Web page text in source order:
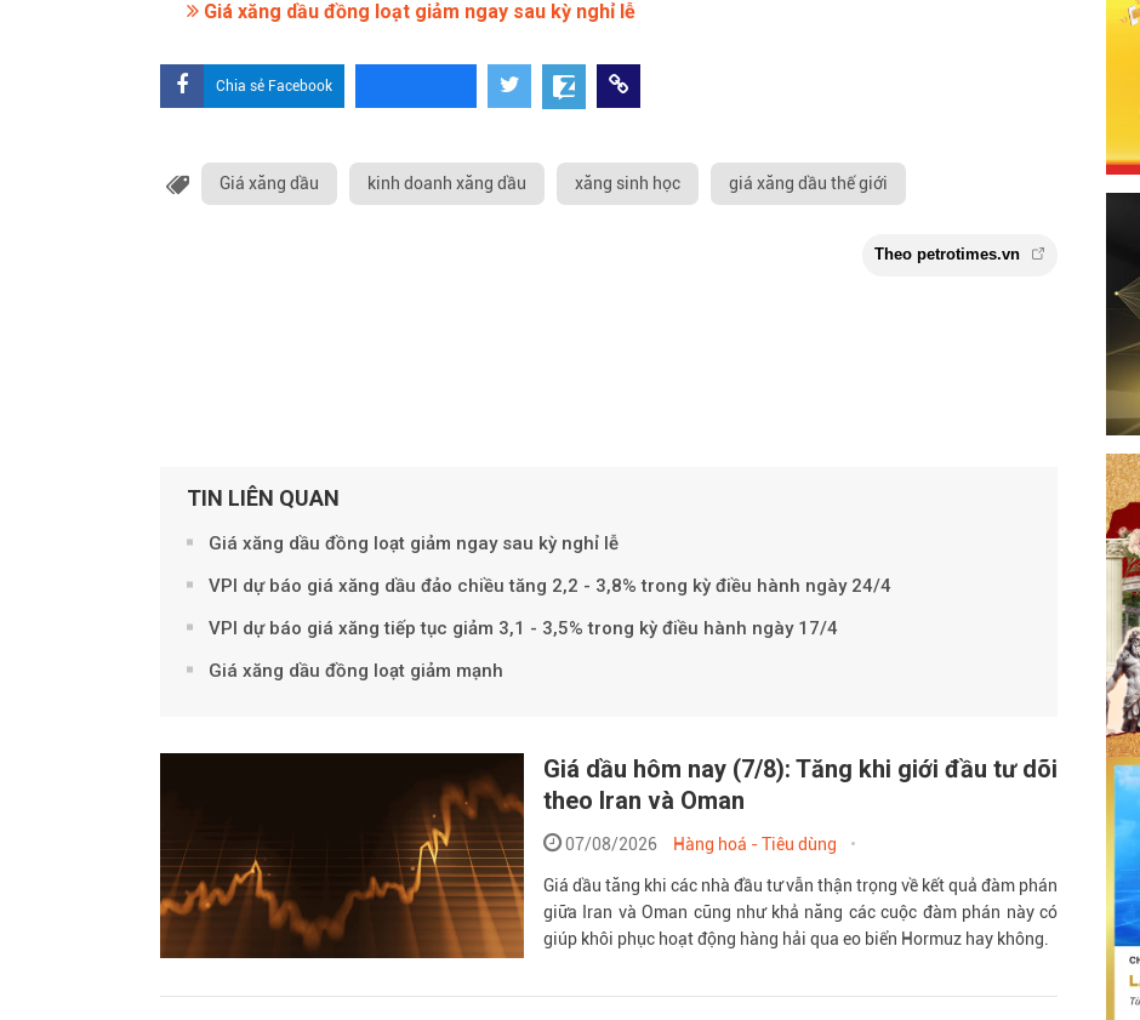
Giá xăng dầu đồng loạt giảm ngay sau kỳ nghỉ lễ
Chia sẻ Facebook
Giá xăng dầu kinh doanh xăng dầu xăng sinh học giá xăng dầu thế giới
Theo petrotimes.vn
TIN LIÊN QUAN
Giá xăng dầu đồng loạt giảm ngay sau kỳ nghỉ lễ
VPI dự báo giá xăng dầu đảo chiều tăng 2,2 - 3,8% trong kỳ điều hành ngày 24/4
VPI dự báo giá xăng tiếp tục giảm 3,1 - 3,5% trong kỳ điều hành ngày 17/4
Giá xăng dầu đồng loạt giảm mạnh
Giá dầu hôm nay (7/8): Tăng khi giới đầu tư dõi
theo Iran và Oman
07/08/2026 Hàng hoá - Tiêu dùng
Giá dầu tăng khi các nhà đầu tư vẫn thận trọng về kết quả đàm phán
giữa Iran và Oman cũng như khả năng các cuộc đàm phán này có
giúp khôi phục hoạt động hàng hải qua eo biển Hormuz hay không.